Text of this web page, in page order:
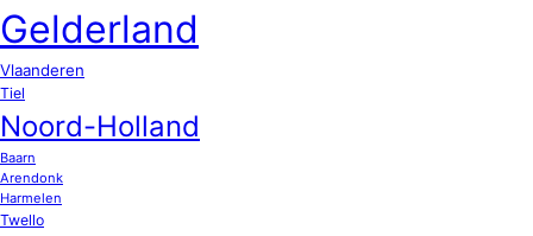
Gelderland
Vlaanderen
Tiel
Noord-Holland
Baarn
Arendonk
Harmelen
Twello